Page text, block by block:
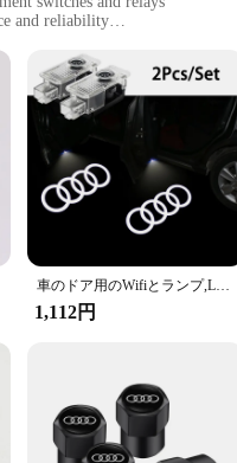
and reliability
crafted to ensure longevity
sleek design not only
to be a direct replacement
mechanics and DIY
part; it's a
smoothly and
optimal performance of your
車のドア用のWifiとランプ,LED, HD,プロジェクター,ランプ,アウディ用の装飾ライト,a3,a4,b8,b7,a5,a6,c7,a7,a8,b9 b6、c6、q2、q3、q5
1,112円